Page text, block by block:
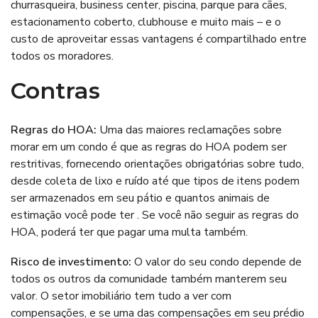
churrasqueira, business center, piscina, parque para cães,
estacionamento coberto, clubhouse e muito mais – e o
custo de aproveitar essas vantagens é compartilhado entre
todos os moradores.
Contras
Regras do HOA: Uma das maiores reclamações sobre
morar em um condo é que as regras do HOA podem ser
restritivas, fornecendo orientações obrigatórias sobre tudo,
desde coleta de lixo e ruído até que tipos de itens podem
ser armazenados em seu pátio e quantos animais de
estimação você pode ter . Se você não seguir as regras do
HOA, poderá ter que pagar uma multa também.
Risco de investimento: O valor do seu condo depende de
todos os outros da comunidade também manterem seu
valor. O setor imobiliário tem tudo a ver com
compensações, e se uma das compensações em seu prédio